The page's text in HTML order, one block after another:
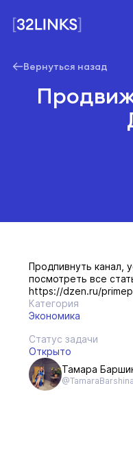
Вернуться назад
Продпивнуть канал,
посмотреть все
https://dzen.ru/
Категория
Экономика
Статус задачи
Открыто
Тамара
@TamaraBarshina